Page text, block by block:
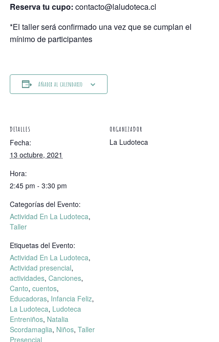
Reserva tu cupo: contacto@laludoteca.cl
*El taller será confirmado una vez que se cumplan el
mínimo de participantes
Añadir al calendario
DETALLES
Fecha:
13 octubre, 2021
Hora:
2:45 pm - 3:30 pm
Categorías del Evento:
Actividad En La Ludoteca,
Taller
Etiquetas del Evento:
Actividad En La Ludoteca,
Actividad presencial,
actividades, Canciones,
Canto, cuentos,
Educadoras, Infancia Feliz,
La Ludoteca, Ludoteca
Entreniños, Natalia
Scordamaglia, Niños, Taller
Presencial
ORGANIZADOR
La Ludoteca